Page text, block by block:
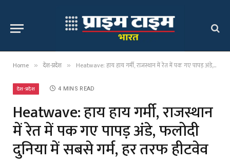
Home » देश-प्रदेश » Heatwave: हाय हाय गर्मी, राजस्थान में रेत में पक गए पापड़ अंडे, फलोदी दुनिया में सबसे गर्म, हर तरफ हीटवेव
देश-प्रदेश 4 MINS READ
Heatwave: हाय हाय गर्मी, राजस्थान
में रेत में पक गए पापड़ अंडे, फलोदी
दुनिया में सबसे गर्म, हर तरफ हीटवेव